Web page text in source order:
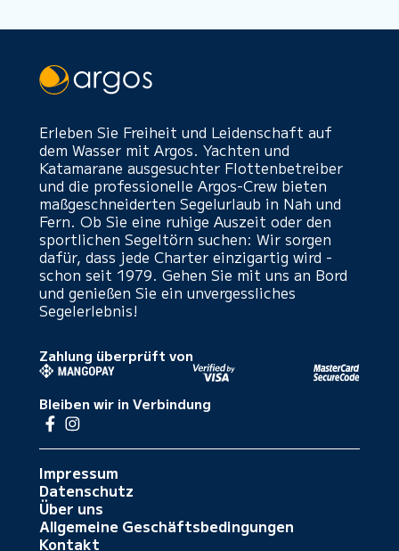
Erleben Sie Freiheit und Leidenschaft auf
dem Wasser mit Argos. Yachten und
Katamarane ausgesuchter Flottenbetreiber
und die professionelle Argos-Crew bieten
maßgeschneiderten Segelurlaub in Nah und
Fern. Ob Sie eine ruhige Auszeit oder den
sportlichen Segeltörn suchen: Wir sorgen
dafür, dass jede Charter einzigartig wird -
schon seit 1979. Gehen Sie mit uns an Bord
und genießen Sie ein unvergessliches
Segelerlebnis!
Zahlung überprüft von
Bleiben wir in Verbindung
Impressum
Datenschutz
Über uns
Allgemeine Geschäftsbedingungen
Kontakt